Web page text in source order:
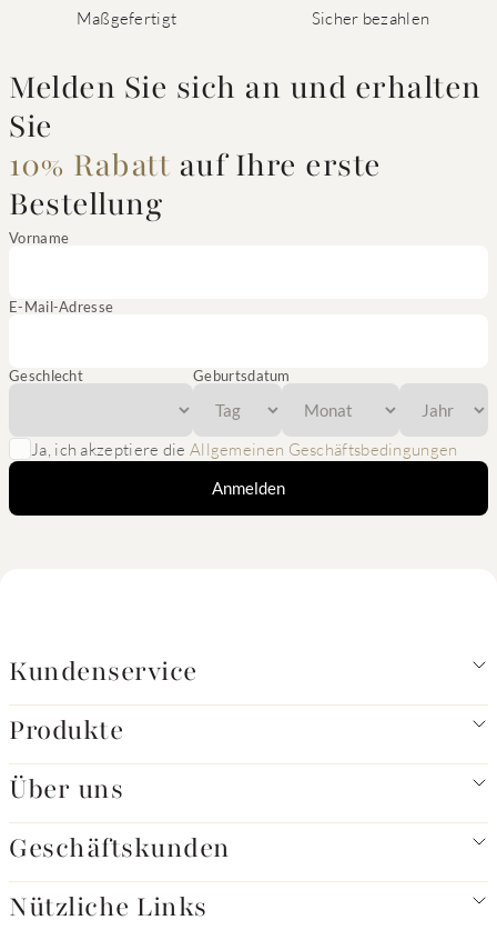
Maßgefertigt Sicher bezahlen
Melden Sie sich an und erhalten
Sie
10% Rabatt auf Ihre erste
Bestellung
Vorname
E-Mail-Adresse
Geschlecht Geburtsdatum
Ja, ich akzeptiere die Allgemeinen Geschäftsbedingungen
Anmelden
Kundenservice
Produkte
Über uns
Geschäftskunden
Nützliche Links